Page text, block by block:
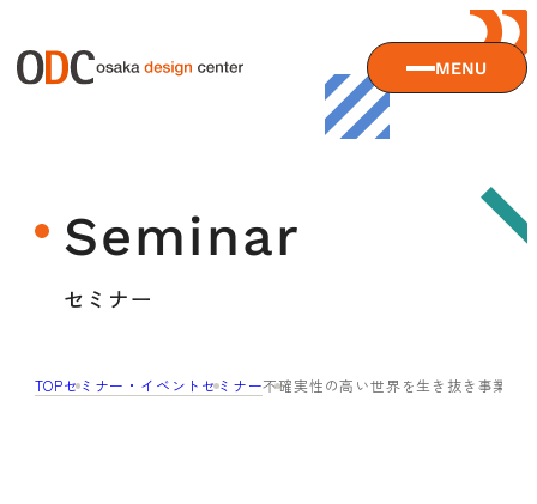
MENU
大阪デザインセンターとは
沿革
サービス
ODCデザイン相談デスク
Seminar
セミナー
TOPセミナー・イベント セミナー不確実性の高い世界を生き抜き事業を